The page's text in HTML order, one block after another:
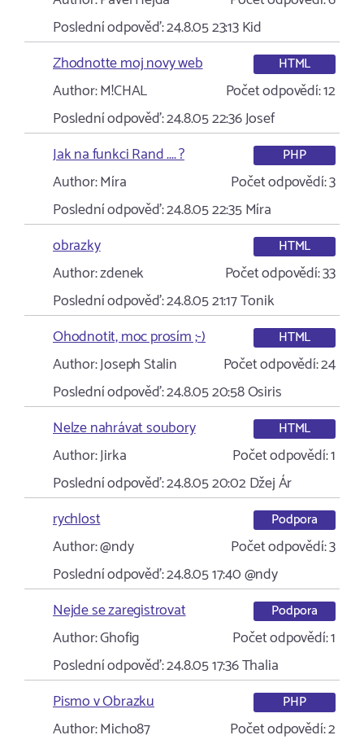
Poslední odpověď:24.8.05 23:13Kid
Zhodnotte moj novy web
HTML
Author:M!CHAL Počet odpovědí:12
Poslední odpověď:24.8.05 22:36Josef
Jak na funkci Rand .... ?
PHP
Author:Míra Počet odpovědí:3
Poslední odpověď:24.8.05 22:35Míra
obrazky
HTML
Author:zdenek Počet odpovědí:33
Poslední odpověď:24.8.05 21:17Tonik
Ohodnotit, moc prosím ;-)
HTML
Author:Joseph Stalin Počet odpovědí:24
Poslední odpověď:24.8.05 20:58Osiris
Nelze nahrávat soubory
HTML
Author:Jirka Počet odpovědí:1
Poslední odpověď:24.8.05 20:02Džej Ár
rychlost
Podpora
Author:@ndy Počet odpovědí:3
Poslední odpověď:24.8.05 17:40@ndy
Nejde se zaregistrovat
Podpora
Author:Ghofig Počet odpovědí:1
Poslední odpověď:24.8.05 17:36Thalia
Pismo v Obrazku
PHP
Author:Micho87 Počet odpovědí:2